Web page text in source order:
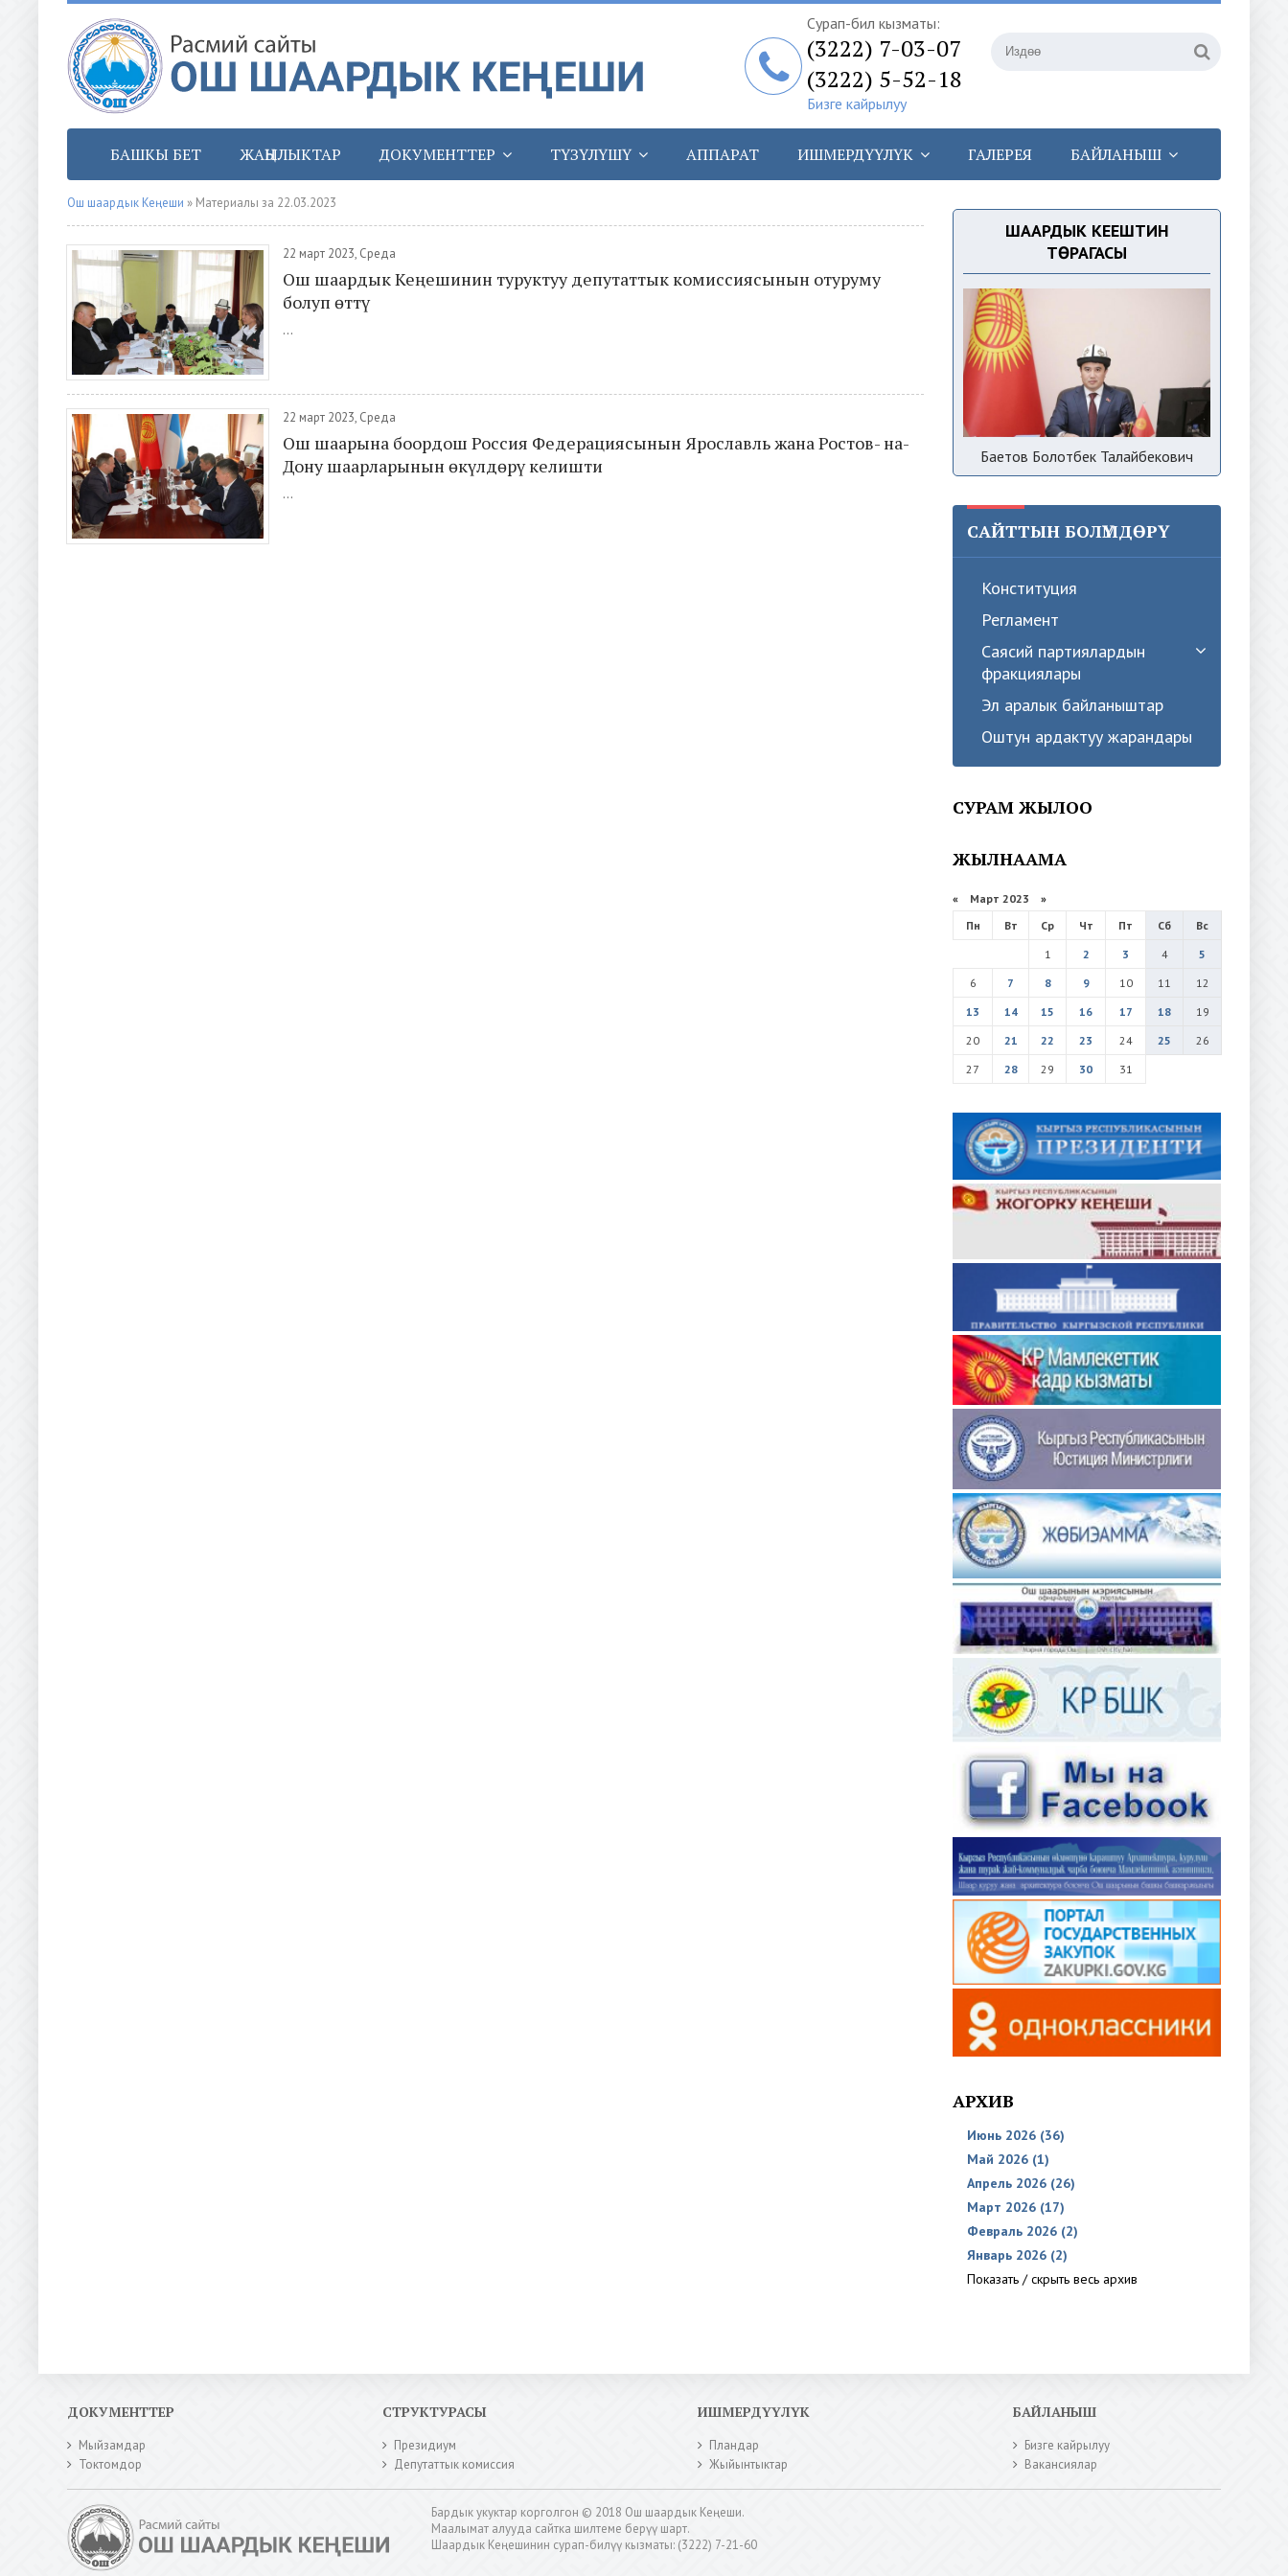
Сурап-билүү кызматы:
(3222) 7-03-07
(3222) 5-52-18
Бизге кайрылуу
БАШКЫ БЕТ ЖАҢЫЛЫКТАР ДОКУМЕНТТЕР ТҮЗҮЛҮШҮ АППАРАТ ИШМЕРДҮҮЛҮК ГАЛЕРЕЯ БАЙЛАНЫШ
Ош шаардык Кеңеши » Материалы за 22.03.2023
22 март 2023, Среда
Ош шаардык Кеңешинин туруктуу депутаттык комиссиясынын отуруму
болуп өттү
...
22 март 2023, Среда
Ош шаарына боордош Россия Федерациясынын Ярославль жана Ростов- на-
Дону шаарларынын өкүлдөрү келишти
...
ШААРДЫК КЕҢЕШТИН
ТӨРАГАСЫ
Баетов Болотбек Талайбекович
САЙТТЫН БОЛҮМДӨРҮ
Конституция
Регламент
Саясий партиялардын
фракциялары
Эл аралык байланыштар
Оштун ардактуу жарандары
СУРАМ ЖЫЛОО
ЖЫЛНААМА
« Март 2023 »
Пн
Вт Ср Чт Пт Сб
Вс
1
2 3 4
5
6
7 8 9 10 11
12
13
14 15 16 17 18
19
20
21 22 23 24 25
26
27
28 29 30 31
АРХИВ
Июнь 2026 (36)
Май 2026 (1)
Апрель 2026 (26)
Март 2026 (17)
Февраль 2026 (2)
Январь 2026 (2)
Показать / скрыть весь архив
ДОКУМЕНТТЕР
Мыйзамдар
Токтомдор
СТРУКТУРАСЫ
Президиум
Депутаттык комиссия
ИШМЕРДҮҮЛҮК
Пландар
Жыйынтыктар
БАЙЛАНЫШ
Бизге кайрылуу
Вакансиялар
Бардык укуктар корголгон © 2018 Ош шаардык Кеңеши.
Маалымат алууда сайтка шилтеме берүү шарт.
Шаардык Кеңешинин сурап-билүү кызматы: (3222) 7-21-60